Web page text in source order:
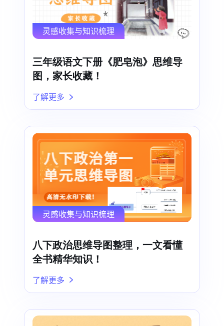
灵感收集与知识梳理
三年级语文下册《肥皂泡》思维导
图，家长收藏！
了解更多
灵感收集与知识梳理
八下政治思维导图整理，一文看懂
全书精华知识！
了解更多